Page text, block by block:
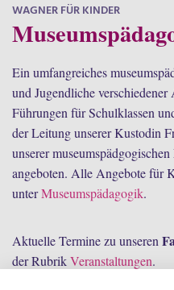
WAGNER FÜR KINDER
Ein umfangreiches
und Jugendliche
Führungen für Schulklassen
der Leitung unserer Kustodin
unserer
angeboten. Alle Angebote für
unterMuseumspädagogik.
Aktuelle Termine zu unseren
der RubrikVeranstaltungen.